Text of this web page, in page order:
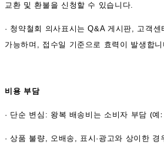
교환 및 환불을 신청할 수 있습니다.
· 청약철회 의사표시는 Q&A 게시판, 고객
가능하며, 접수일 기준으로 효력이 발생합니
비용 부담
· 단순 변심: 왕복 배송비는 소비자 부담 (예
·상품 불량, 오배송, 표시·광고와 상이한 경